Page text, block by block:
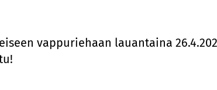
vappuriehaan lauantaina